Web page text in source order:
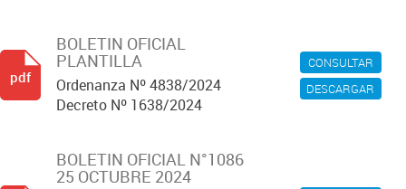
CONSULTAR
DESCARGAR
BOLETIN OFICIAL
PLANTILLA
Ordenanza Nº 4838/2024
Decreto Nº 1638/2024
pdf
BOLETIN OFICIAL N°1086
25 OCTUBRE 2024